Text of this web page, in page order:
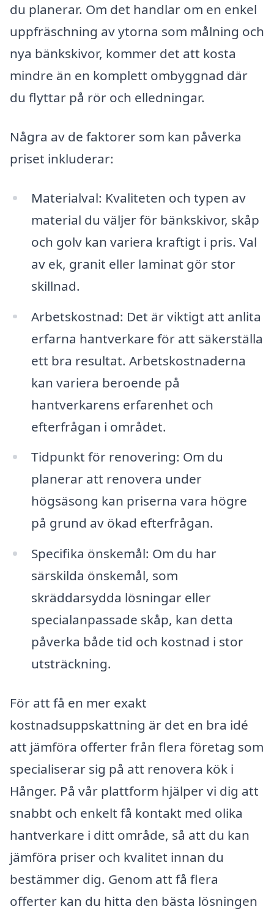
du planerar. Om det handlar om en enkel
uppfräschning av ytorna som målning och
nya bänkskivor, kommer det att kosta
mindre än en komplett ombyggnad där
du flyttar på rör och elledningar.
Några av de faktorer som kan påverka
priset inkluderar:
Materialval: Kvaliteten och typen av
material du väljer för bänkskivor, skåp
och golv kan variera kraftigt i pris. Val
av ek, granit eller laminat gör stor
skillnad.
Arbetskostnad: Det är viktigt att anlita
erfarna hantverkare för att säkerställa
ett bra resultat. Arbetskostnaderna
kan variera beroende på
hantverkarens erfarenhet och
efterfrågan i området.
Tidpunkt för renovering: Om du
planerar att renovera under
högsäsong kan priserna vara högre
på grund av ökad efterfrågan.
Specifika önskemål: Om du har
särskilda önskemål, som
skräddarsydda lösningar eller
specialanpassade skåp, kan detta
påverka både tid och kostnad i stor
utsträckning.
För att få en mer exakt
kostnadsuppskattning är det en bra idé
att jämföra offerter från flera företag som
specialiserar sig på att renovera kök i
Hånger. På vår plattform hjälper vi dig att
snabbt och enkelt få kontakt med olika
hantverkare i ditt område, så att du kan
jämföra priser och kvalitet innan du
bestämmer dig. Genom att få flera
offerter kan du hitta den bästa lösningen